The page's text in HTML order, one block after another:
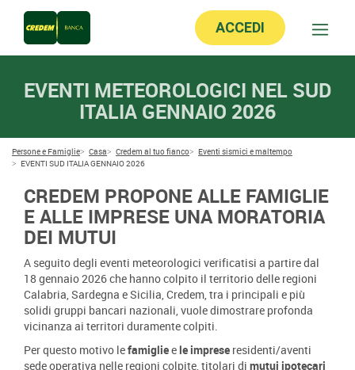
ACCEDI
EVENTI METEOROLOGICI NEL SUD
ITALIA GENNAIO 2026
Persone e Famiglie Casa Credem al tuo fianco
Eventi sismici e maltempo
EVENTI SUD ITALIA GENNAIO 2026
CREDEM PROPONE ALLE FAMIGLIE
E ALLE IMPRESE UNA MORATORIA
DEI MUTUI
A seguito degli eventi meteorologici verificatisi a partire dal
18 gennaio 2026 che hanno colpito il territorio delle regioni
Calabria, Sardegna e Sicilia, Credem, tra i principali e più
solidi gruppi bancari nazionali, vuole dimostrare profonda
vicinanza ai territori duramente colpiti.
Per questo motivo lefamigliee le imprese residenti/aventi
sede operativa nelle regioni colpite, titolari di mutui ipotecari